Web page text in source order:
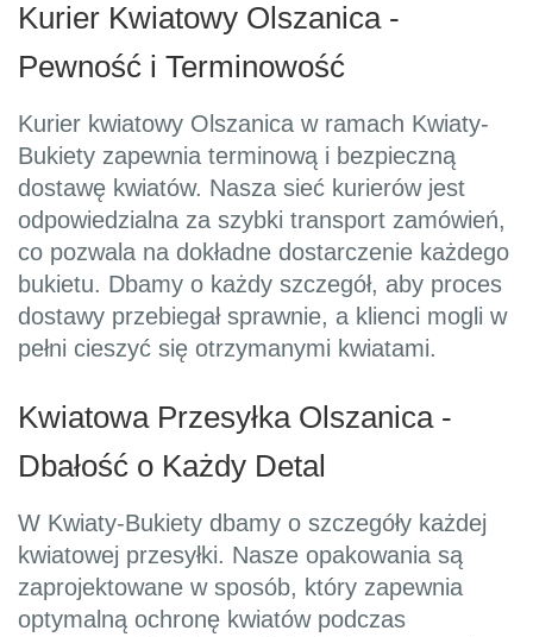
Kurier Kwiatowy Olszanica -
Pewność i Terminowość
Kurier kwiatowy Olszanica w ramach Kwiaty-
Bukiety zapewnia terminową i bezpieczną
dostawę kwiatów. Nasza sieć kurierów jest
odpowiedzialna za szybki transport zamówień,
co pozwala na dokładne dostarczenie każdego
bukietu. Dbamy o każdy szczegół, aby proces
dostawy przebiegał sprawnie, a klienci mogli w
pełni cieszyć się otrzymanymi kwiatami.
Kwiatowa Przesyłka Olszanica -
Dbałość o Każdy Detal
W Kwiaty-Bukiety dbamy o szczegóły każdej
kwiatowej przesyłki. Nasze opakowania są
zaprojektowane w sposób, który zapewnia
optymalną ochronę kwiatów podczas